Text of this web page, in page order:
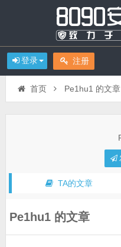
登录 注册
首页 Pe1hu1 的文章
TA的文章
Pe1hu1 的文章